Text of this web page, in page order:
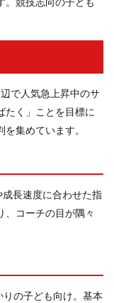
で人気急上昇中のサ
たく」ことを目標に
集めています。
長速度に合わせた指
、コーチの目が隅々
りの子ども向け。基本